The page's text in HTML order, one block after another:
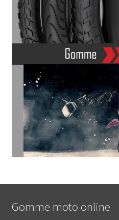
Gomme moto online